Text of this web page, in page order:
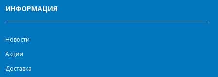
ИНФОРМАЦИЯ
Новости
Акции
Доставка